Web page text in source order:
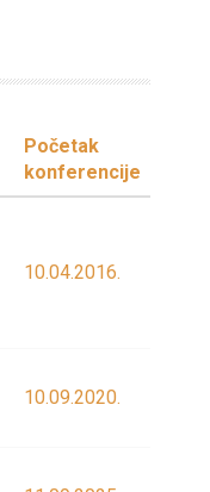
Početak
konferencije
10.04.2016.
10.09.2020.